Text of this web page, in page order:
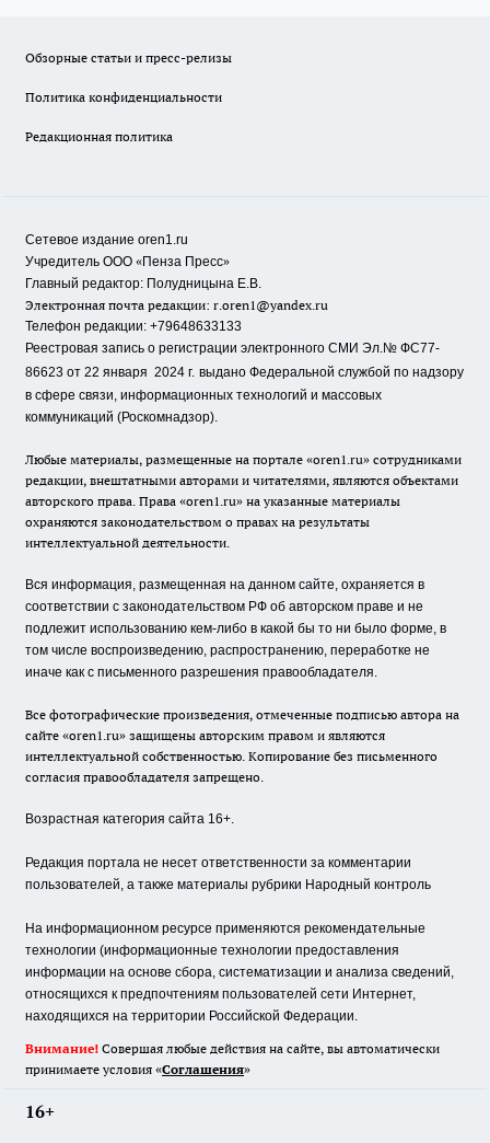
Обзорные статьи и пресс-релизы
Политика конфиденциальности
Редакционная политика
Сетевое издание oren1.ru
Учредитель ООО «Пенза Пресс»
Главный редактор: Полудницына Е.В.
Электронная почта редакции: r.oren1@yandex.ru
Телефон редакции: +79648633133
Реестровая запись о регистрации электронного СМИ Эл.№ ФС77-
86623 от 22 января 2024 г. выдано Федеральной службой по надзору
в сфере связи, информационных технологий и массовых
коммуникаций (Роскомнадзор).
Любые материалы, размещенные на портале «oren1.ru» сотрудниками
редакции, внештатными авторами и читателями, являются объектами
авторского права. Права «oren1.ru» на указанные материалы
охраняются законодательством о правах на результаты
интеллектуальной деятельности.
Вся информация, размещенная на данном сайте, охраняется в
соответствии с законодательством РФ об авторском праве и не
подлежит использованию кем-либо в какой бы то ни было форме, в
том числе воспроизведению, распространению, переработке не
иначе как с письменного разрешения правообладателя.
Все фотографические произведения, отмеченные подписью автора на
сайте «oren1.ru» защищены авторским правом и являются
интеллектуальной собственностью. Копирование без письменного
согласия правообладателя запрещено.
Возрастная категория сайта 16+.
Редакция портала не несет ответственности за комментарии
пользователей, а также материалы рубрики Народный контроль
На информационном ресурсе применяются рекомендательные
технологии (информационные технологии предоставления
информации на основе сбора, систематизации и анализа сведений,
относящихся к предпочтениям пользователей сети Интернет,
находящихся на территории Российской Федерации.
Внимание! Совершая любые действия на сайте, вы автоматически
принимаете условия «Cоглашения»
16+